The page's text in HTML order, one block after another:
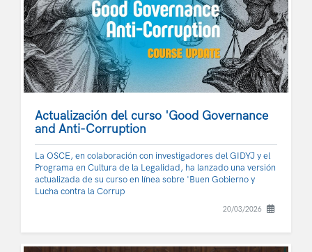
Actualización del curso 'Good Governance
and Anti-Corruption
La OSCE, en colaboración con investigadores del GIDYJ y el
Programa en Cultura de la Legalidad, ha lanzado una versión
actualizada de su curso en línea sobre 'Buen Gobierno y
Lucha contra la Corrup
20/03/2026